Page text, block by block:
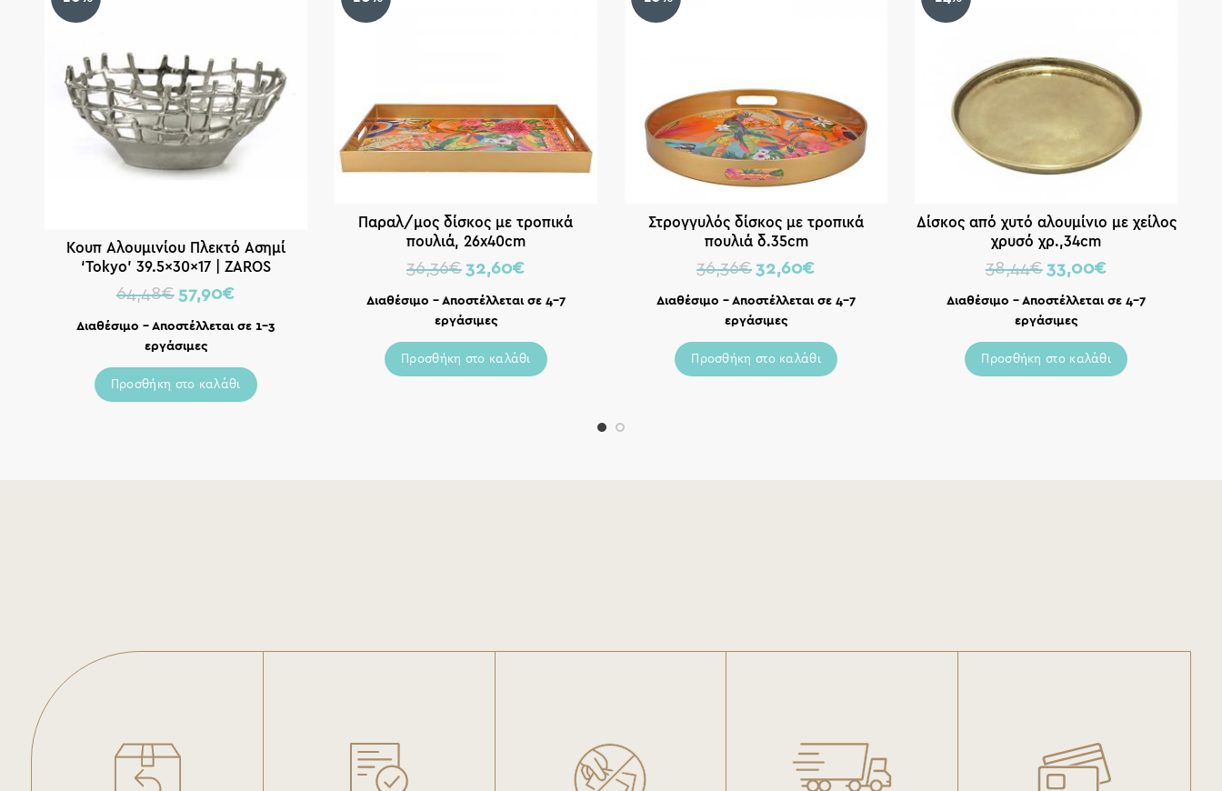
Κουπ Αλουμινίου Πλεκτό Ασημί
‘Tokyo’ 39.5x30x17 | ZAROS
64,48€ 57,90€
Διαθέσιμο – Αποστέλλεται σε 1-3
εργάσιμες
Προσθήκη στο καλάθι
Παραλ/μος δίσκος με τροπικά
πουλιά, 26x40cm
36,36€ 32,60€
Διαθέσιμο – Αποστέλλεται σε 4-7
εργάσιμες
Προσθήκη στο καλάθι
Στρογγυλός δίσκος με τροπικά
πουλιά δ.35cm
36,36€ 32,60€
Διαθέσιμο – Αποστέλλεται σε 4-7
εργάσιμες
Προσθήκη στο καλάθι
Δίσκος από χυτό αλουμίνιο με χείλος
χρυσό χρ.,34cm
38,44€ 33,00€
Διαθέσιμο – Αποστέλλεται σε 4-7
εργάσιμες
Προσθήκη στο καλάθι